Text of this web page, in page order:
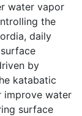
water vapor
the
daily
by
katabatic
improve water
surface